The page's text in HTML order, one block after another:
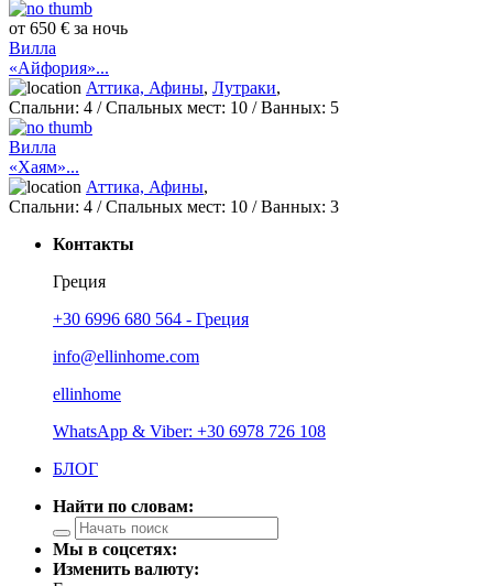
от 650 € за ночь
Вилла
«Айфория»...
Аттика, Афины, Лутраки,
Спальни: 4 / Спальных мест: 10 /Ванных: 5
Вилла
«Хаям»...
Аттика, Афины,
Спальни: 4 / Спальных мест: 10 /Ванных: 3
Контакты
Греция
+30 6996 680 564 - Греция
info@ellinhome.com
ellinhome
WhatsApp & Viber: +30 6978 726 108
БЛОГ
Найти по словам:
Мы в соцсетях:
Изменить валюту: